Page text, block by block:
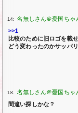
14:
>>1
比較のために旧ロゴを載
どう変わったのかサッパ
18:
間違い探しかな？